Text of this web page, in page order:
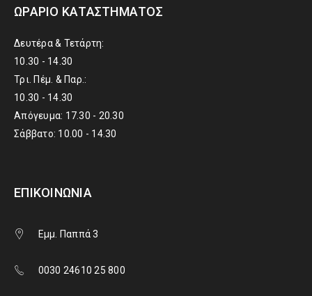
ΩΡΆΡΙΟ ΚΑΤΑΣΤΉΜΑΤΟΣ
Δευτέρα & Τετάρτη:
10.30 - 14.30
Τρι. Πέμ. & Παρ.:
10.30 - 14.30
Απόγευμα: 17.30 - 20.30
Σάββατο: 10.00 - 14.30
ΕΠΙΚΟΙΝΩΝΊΑ
Εμμ. Παππά 3
0030 24610 25 800